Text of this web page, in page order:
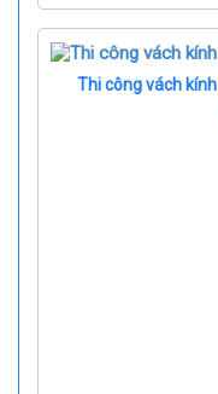
Thi công vách